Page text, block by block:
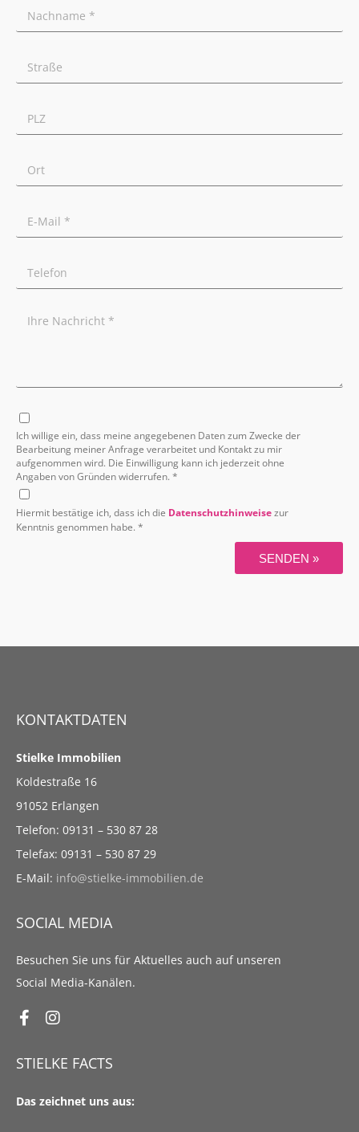
KONTAKTDATEN
Stielke Immobilien
Koldestraße 16
91052 Erlangen
Telefon: 09131 – 530 87 28
Telefax: 09131 – 530 87 29
E-Mail: info@stielke-immobilien.de
SOCIAL MEDIA
Besuchen Sie uns für Aktuelles auch auf unseren
Social Media-Kanälen.
STIELKE FACTS
Das zeichnet uns aus:
Ich willige ein, dass meine angegebenen Daten zum Zwecke der
Bearbeitung meiner Anfrage verarbeitet und Kontakt zu mir
aufgenommen wird. Die Einwilligung kann ich jederzeit ohne
Angaben von Gründen widerrufen. *
Hiermit bestätige ich, dass ich die Datenschutzhinweisezur
Kenntnis genommen habe. *
SENDEN »